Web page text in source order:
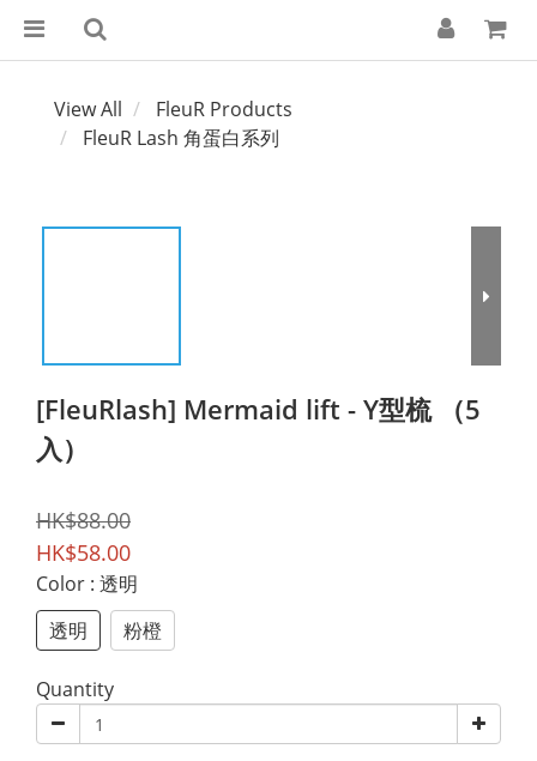
View All
FleuR Products
FleuR Lash 角蛋白系列
[FleuRlash] Mermaid lift - Y型梳 （5
入）
HK$88.00
HK$58.00
Color : 透明
透明
粉橙
Quantity